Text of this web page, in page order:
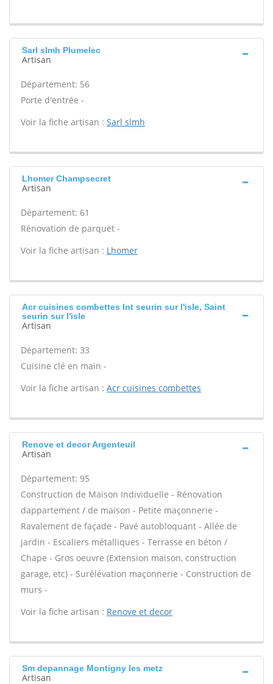
Sarl slmh Plumelec
Artisan
Département: 56
Porte d'entrée -
Voir la fiche artisan : Sarl slmh
Lhomer Champsecret
Artisan
Département: 61
Rénovation de parquet -
Voir la fiche artisan : Lhomer
Acr cuisines combettes Int seurin sur l'isle, Saint
seurin sur l'isle
Artisan
Département: 33
Cuisine clé en main -
Voir la fiche artisan : Acr cuisines combettes
Renove et decor Argenteuil
Artisan
Département: 95
Construction de Maison Individuelle - Rénovation
dappartement / de maison - Petite maçonnerie -
Ravalement de façade - Pavé autobloquant - Allée de
jardin - Escaliers métalliques - Terrasse en béton /
Chape - Gros oeuvre (Extension maison, construction
garage, etc) - Surélévation maçonnerie - Construction de
murs -
Voir la fiche artisan : Renove et decor
Sm depannage Montigny les metz
Artisan